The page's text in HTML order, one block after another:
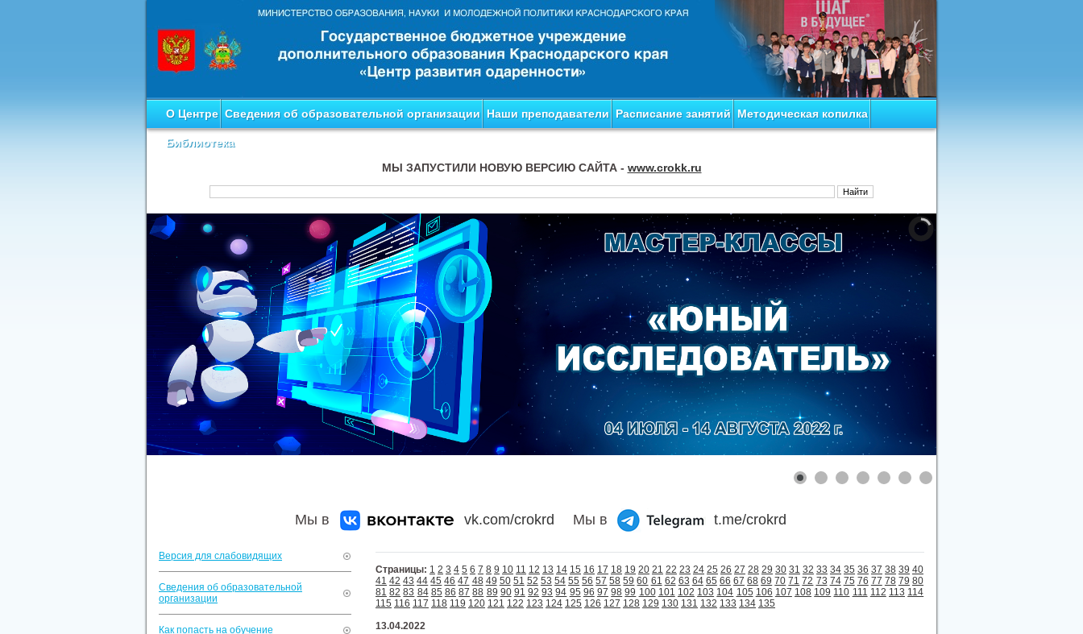
О Центре Сведения об образовательной организации Наши преподаватели Расписание занятий Методическая копилка
Библиотека
МЫ ЗАПУСТИЛИ НОВУЮ ВЕРСИЮ САЙТА - www.crokk.ru
Мы в vk.com/crokrd Мы в t.me/crokrd
Версия для слабовидящих
Сведения об образовательной
организации
Как попасть на обучение
Страницы: 1 2 3 4 5 6 7 8 9 10 11 12 13 14 15 16 17 18 19 20 21 22 23 24 25 26 27 28 29 30 31 32 33 34 35 36 37 38 39 40
41 42 43 44 45 46 47 48 49 50 51 52 53 54 55 56 57 58 59 60 61 62 63 64 65 66 67 68 69 70 71 72 73 74 75 76 77 78 79 80
81 82 83 84 85 86 87 88 89 90 91 92 93 94 95 96 97 98 99 100 101 102 103 104 105 106 107 108 109 110 111 112 113 114
115 116 117 118 119 120 121 122 123 124 125 126 127 128 129 130 131 132 133 134 135
13.04.2022